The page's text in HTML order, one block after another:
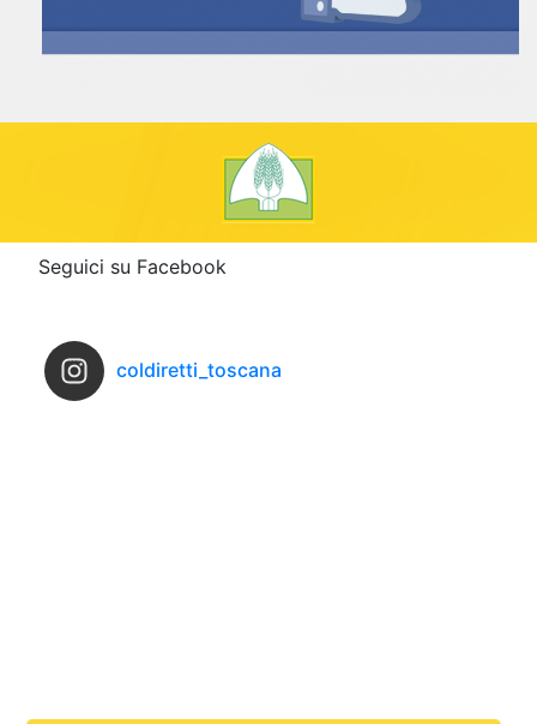
Seguici su Facebook
coldiretti_toscana